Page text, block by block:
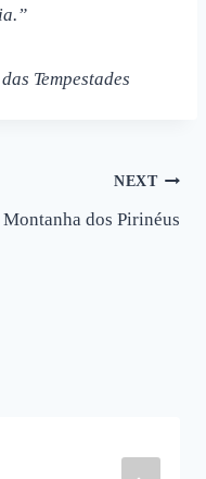
Tempestades
NEXT
Montanha dos Pirinéus